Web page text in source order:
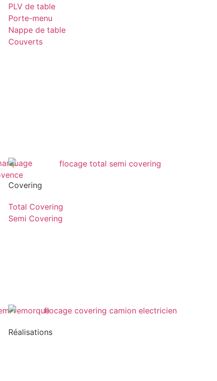
PLV de table
Porte-menu
Nappe de table
Couverts
Covering
Total Covering
Semi Covering
Réalisations